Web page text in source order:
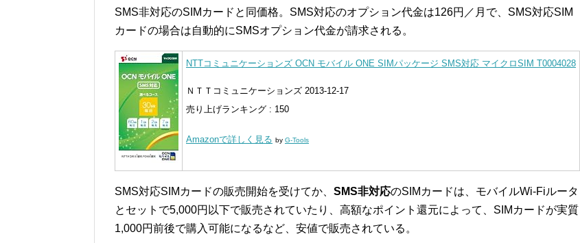
SMS非対応のSIMカードと同価格。SMS対応のオプション代金は126円／月で、SMS対応SIM
カードの場合は自動的にSMSオプション代金が請求される。
NTTコミュニケーションズ OCN モバイル ONE SIMパッケージ SMS対応 マイクロSIM T0004028
ＮＴＴコミュニケーションズ 2013-12-17
売り上げランキング : 150
Amazonで詳しく見る by G-Tools
SMS対応SIMカードの販売開始を受けてか、 SMS非対応のSIMカードは、モバイルWi-Fiルータ
とセットで5,000円以下で販売されていたり、高額なポイント還元によって、SIMカードが実質
1,000円前後で購入可能になるなど、安値で販売されている。